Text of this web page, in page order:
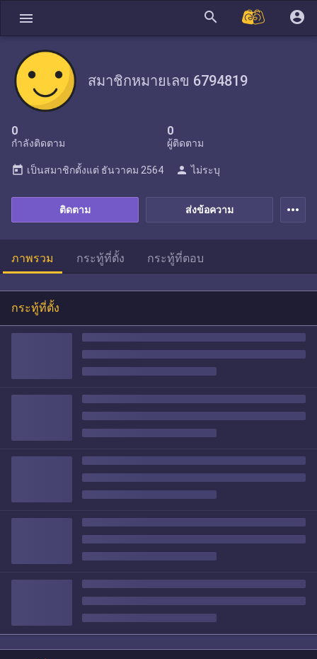
menu search account_circle
สมาชิกหมายเลข 6794819
0
กำลังติดตาม
0
ผู้ติดตาม
ส่งข้อความ
ติดตาม
today เป็นสมาชิกตั้งแต่ ธันวาคม 2564 person ไม่ระบุ
more_horiz
ภาพรวม กระทู้ที่ตั้ง กระทู้ที่ตอบ
กระทู้ที่ตั้ง